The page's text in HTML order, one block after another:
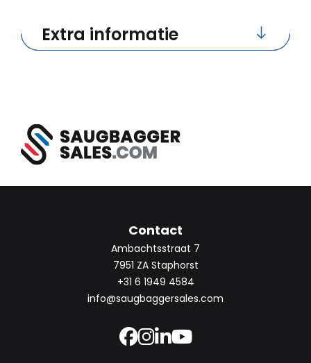
Extra informatie
Contact
Ambachtsstraat 7
7951 ZA Staphorst
+31 6 1949 4584
info@saugbaggersales.com